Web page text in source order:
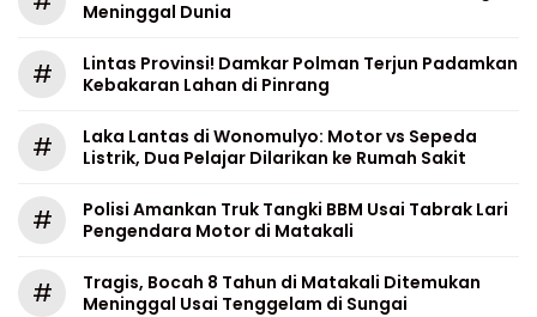
Meninggal Dunia
#
Lintas Provinsi! Damkar Polman Terjun Padamkan
Kebakaran Lahan di Pinrang
#
Laka Lantas di Wonomulyo: Motor vs Sepeda
Listrik, Dua Pelajar Dilarikan ke Rumah Sakit
#
Polisi Amankan Truk Tangki BBM Usai Tabrak Lari
Pengendara Motor di Matakali
#
Tragis, Bocah 8 Tahun di Matakali Ditemukan
Meninggal Usai Tenggelam di Sungai